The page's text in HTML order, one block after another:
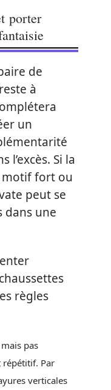
porter
de
à
un
l’excès. Si la
motif fort ou
peut se
dans une
règles
pas
répétitif. Par
verticales